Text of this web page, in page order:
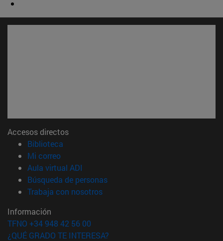
Accesos directos
Biblioteca
Mi correo(abre en nueva ventana)
Aula virtual ADI
Búsqueda de personas(abre en nueva ventana)
Trabaja con nosotros(abre en nueva ventana)
Información
TFNO +34 948 42 56 00
¿QUÉ GRADO TE INTERESA?